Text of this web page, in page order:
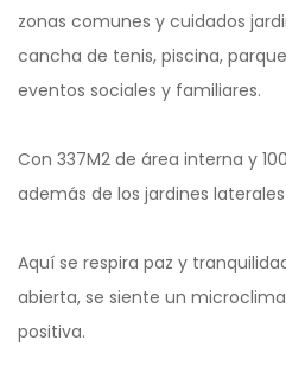
zonas comunes y cuidados
cancha de tenis, piscina,
eventos sociales y familiares.
Con 337M2 de área interna y
además de los jardines
Aquí se respira paz y
abierta, se siente un
positiva.